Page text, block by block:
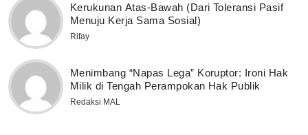
Kerukunan Atas-Bawah (Dari Toleransi Pasif
Menuju Kerja Sama Sosial)
Rifay
Menimbang “Napas Lega” Koruptor: Ironi Hak
Milik di Tengah Perampokan Hak Publik
Redaksi MAL